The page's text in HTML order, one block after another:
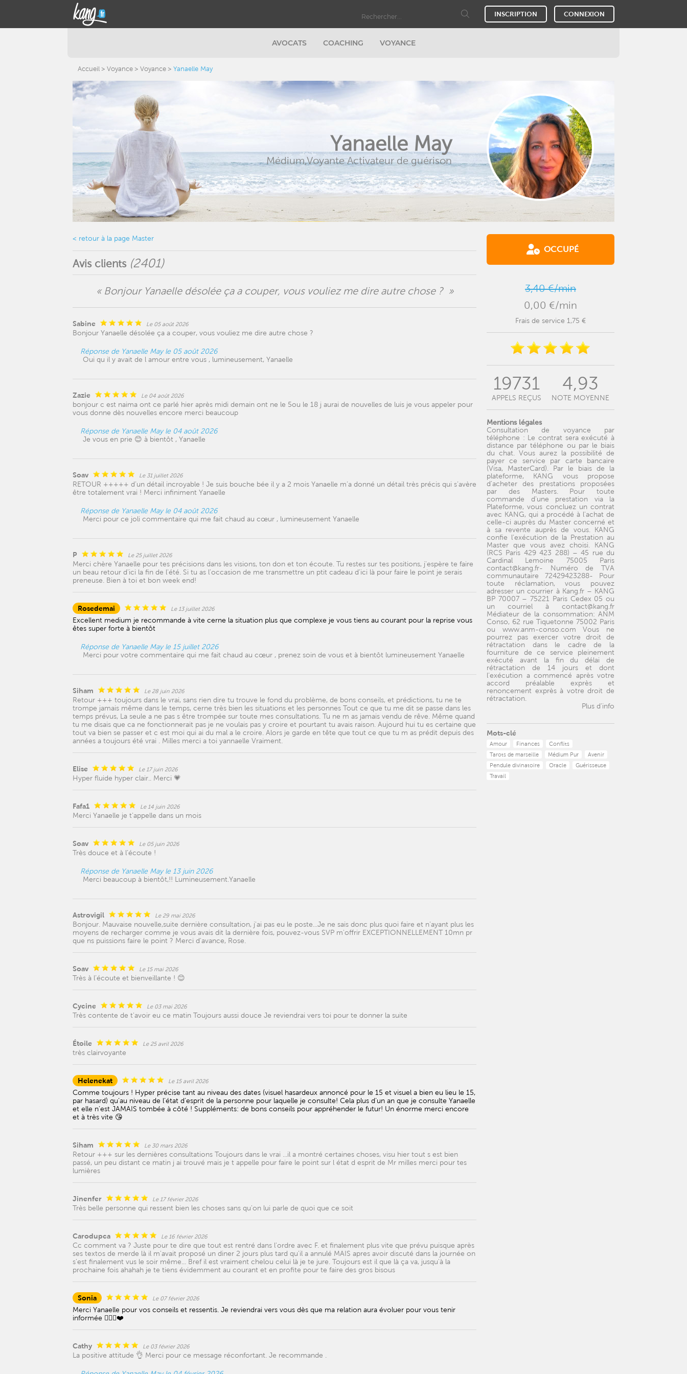
INSCRIPTION CONNEXION
AVOCATS COACHING VOYANCE
Accueil Voyance Voyance Yanaelle May
Yanaelle May
Médium,Voyante Activateur de guérison
OCCUPÉ
3,40 €/min
0,00 €/min
Frais de service 1,75 €
19731
APPELS REÇUS
4,93
NOTE MOYENNE
Mentions légales
Consultation de voyance par
téléphone : Le contrat sera exécuté à
distance par téléphone ou par le biais
du chat. Vous aurez la possibilité de
payer ce service par carte bancaire
(Visa, MasterCard). Par le biais de la
plateforme, KANG vous propose
d'acheter des prestations proposées
par des Masters. Pour toute
commande d'une prestation via la
Plateforme, vous concluez un contrat
avec KANG, qui a procédé à l'achat de
celle-ci auprès du Master concerné et
à sa revente auprès de vous. KANG
confie l'exécution de la Prestation au
Master que vous avez choisi. KANG
(RCS Paris 429 423 288) – 45 rue du
Cardinal Lemoine 75005 Paris
contact@kang.fr- Numéro de TVA
communautaire 72429423288- Pour
toute réclamation, vous pouvez
adresser un courrier à Kang.fr – KANG
BP 70007 – 75221 Paris Cedex 05 ou
un courriel à contact@kang.fr
Médiateur de la consommation: ANM
Conso, 62 rue Tiquetonne 75002 Paris
ou www.anm-conso.com Vous ne
pourrez pas exercer votre droit de
rétractation dans le cadre de la
fourniture de ce service pleinement
exécuté avant la fin du délai de
rétractation de 14 jours et dont
l’exécution a commencé après votre
accord préalable exprès et
renoncement exprès à votre droit de
rétractation.
Plus d'info
Mots-clé
Amour Finances
Conflits
Tarots de marseille
Médium Pur
Avenir
Pendule divinatoire
Oracle
Guérisseuse
Travail
< retour à la page Master
Avis clients (2401)
« Bonjour Yanaelle désolée ça a couper, vous vouliez me dire autre chose ? »
Sabine Le 05 août 2026
Bonjour Yanaelle désolée ça a couper, vous vouliez me dire autre chose ?
Réponse de Yanaelle May le 05 août 2026
Oui qu il y avait de l amour entre vous , lumineusement, Yanaelle
Zazie Le 04 août 2026
bonjour c est naima ont ce parlé hier après midi demain ont ne le 5ou le 18 j aurai de nouvelles de luis je vous appeler pour
vous donne dès nouvelles encore merci beaucoup
Réponse de Yanaelle May le 04 août 2026
Je vous en prie 😊 à bientôt , Yanaelle
Soav Le 31 juillet 2026
RETOUR +++++ d’un détail incroyable ! Je suis bouche bée il y a 2 mois Yanaelle m’a donné un détail très précis qui s’avère
être totalement vrai ! Merci infiniment Yanaelle
Réponse de Yanaelle May le 04 août 2026
Merci pour ce joli commentaire qui me fait chaud au cœur , lumineusement Yanaelle
P Le 25 juillet 2026
Merci chère Yanaelle pour tes précisions dans les visions, ton don et ton écoute. Tu restes sur tes positions, j'espère te faire
un beau retour d'ici la fin de l'été. Si tu as l'occasion de me transmettre un ptit cadeau d'ici là pour faire le point je serais
preneuse. Bien à toi et bon week end!
Rosedemai Le 13 juillet 2026
Excellent medium je recommande à vite cerne la situation plus que complexe je vous tiens au courant pour la reprise vous
êtes super forte à bientôt
Réponse de Yanaelle May le 15 juillet 2026
Merci pour votre commentaire qui me fait chaud au cœur , prenez soin de vous et à bientôt lumineusement Yanaelle
Siham Le 28 juin 2026
Retour +++ toujours dans le vrai, sans rien dire tu trouve le fond du problème, de bons conseils, et prédictions, tu ne te
trompe jamais même dans le temps, cerne très bien les situations et les personnes Tout ce que tu me dit se passe dans les
temps prévus, La seule a ne pas s être trompée sur toute mes consultations. Tu ne m as jamais vendu de rêve. Même quand
tu me disais que ca ne fonctionnerait pas je ne voulais pas y croire et pourtant tu avais raison. Aujourd hui tu es certaine que
tout va bien se passer et c est moi qui ai du mal a le croire. Alors je garde en tête que tout ce que tu m as prédit depuis des
années a toujours été vrai . Milles merci a toi yannaelle Vraiment.
Elise Le 17 juin 2026
Hyper fluide hyper clair.. Merci 💗
Fafa1 Le 14 juin 2026
Merci Yanaelle je t’appelle dans un mois
Soav Le 05 juin 2026
Très douce et à l’écoute !
Réponse de Yanaelle May le 13 juin 2026
Merci beaucoup à bientôt,!! Lumineusement.Yanaelle
Astrovigil Le 29 mai 2026
Bonjour. Mauvaise nouvelle,suite dernière consultation, j'ai pas eu le poste...Je ne sais donc plus quoi faire et n'ayant plus les
moyens de recharger comme je vous avais dit la dernière fois, pouvez-vous SVP m'offrir EXCEPTIONNELLEMENT 10mn pr
que ns puissions faire le point ? Merci d'avance, Rose.
Soav Le 15 mai 2026
Très à l’écoute et bienveillante ! 😊
Cycine Le 03 mai 2026
Très contente de t'avoir eu ce matin Toujours aussi douce Je reviendrai vers toi pour te donner la suite
Étoile Le 25 avril 2026
très clairvoyante
Helenekat Le 15 avril 2026
Comme toujours ! Hyper précise tant au niveau des dates (visuel hasardeux annoncé pour le 15 et visuel a bien eu lieu le 15,
par hasard) qu’au niveau de l’état d’esprit de la personne pour laquelle je consulte! Cela plus d’un an que je consulte Yanaelle
et elle n’est JAMAIS tombée à côté ! Suppléments: de bons conseils pour appréhender le futur! Un énorme merci encore
et à très vite 😘
Siham Le 30 mars 2026
Retour +++ sur les dernières consultations Toujours dans le vrai ...il a montré certaines choses, visu hier tout s est bien
passé, un peu distant ce matin j ai trouvé mais je t appelle pour faire le point sur l état d esprit de Mr milles merci pour tes
lumières
Jinenfer Le 17 février 2026
Très belle personne qui ressent bien les choses sans qu'on lui parle de quoi que ce soit
Carodupca Le 16 février 2026
Cc comment va ? Juste pour te dire que tout est rentré dans l'ordre avec F. et finalement plus vite que prévu puisque après
ses textos de merde là il m'avait proposé un diner 2 jours plus tard qu'il a annulé MAIS apres avoir discuté dans la journée on
s'est finalement vus le soir même... Bref il est vraiment chelou celui là je te jure. Toujours est il que là ça va, jusqu'à la
prochaine fois ahahah je te tiens évidemment au courant et en profite pour te faire des gros bisous
Sonia Le 07 février 2026
Merci Yanaelle pour vos conseils et ressentis. Je reviendrai vers vous dès que ma relation aura évoluer pour vous tenir
informée 👍🏼😊❤️
Cathy Le 03 février 2026
La positive attitude 👌 Merci pour ce message réconfortant. Je recommande .